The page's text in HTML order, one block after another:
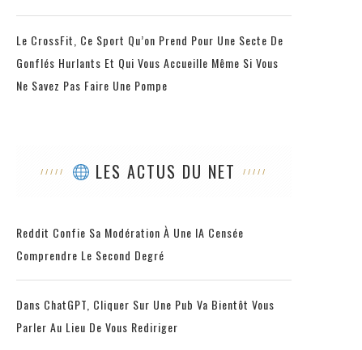
Le CrossFit, Ce Sport Qu’on Prend Pour Une Secte De
Gonflés Hurlants Et Qui Vous Accueille Même Si Vous
Ne Savez Pas Faire Une Pompe
LES ACTUS DU NET
Reddit Confie Sa Modération À Une IA Censée
Comprendre Le Second Degré
Dans ChatGPT, Cliquer Sur Une Pub Va Bientôt Vous
Parler Au Lieu De Vous Rediriger